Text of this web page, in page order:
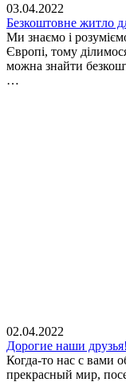
03.04.2022
Безкоштовне житло
Ми знаємо і
Європі, тому
можна знайти
…
02.04.2022
Дорогие наши
Когда-то нас с вами
прекрасный мир,